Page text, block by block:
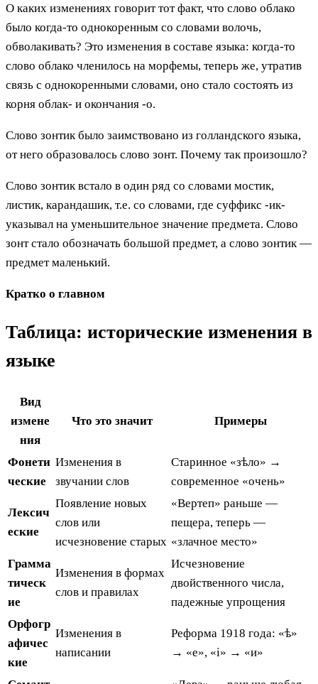
О каких изменениях говорит тот факт, что слово облако
было когда-то однокоренным со словами волочь,
обволакивать? Это изменения в составе языка: когда-то
слово облако членилось на морфемы, теперь же, утратив
связь с однокоренными словами, оно стало состоять из
корня облак- и окончания -о.
Слово зонтик было заимствовано из голландского языка,
от него образовалось слово зонт. Почему так произошло?
Слово зонтик встало в один ряд со словами мостик,
листик, карандашик, т.е. со словами, где суффикс -ик-
указывал на уменьшительное значение предмета. Слово
зонт стало обозначать большой предмет, а слово зонтик —
предмет маленький.
Кратко о главном
Таблица: исторические изменения в
языке
Вид
измене
ния
Что это значит Примеры
Фонети
ческие
Изменения в
звучании слов
Старинное «зѣло» →
современное «очень»
Лексич
еские
Появление новых
слов или
исчезновение старых
«Вертеп» раньше —
пещера, теперь —
«злачное место»
Грамма
тическ
ие
Изменения в формах
слов и правилах
Исчезновение
двойственного числа,
падежные упрощения
Орфогр
афичес
кие
Изменения в
написании
Реформа 1918 года: «ѣ»
→ «е», «і» → «и»